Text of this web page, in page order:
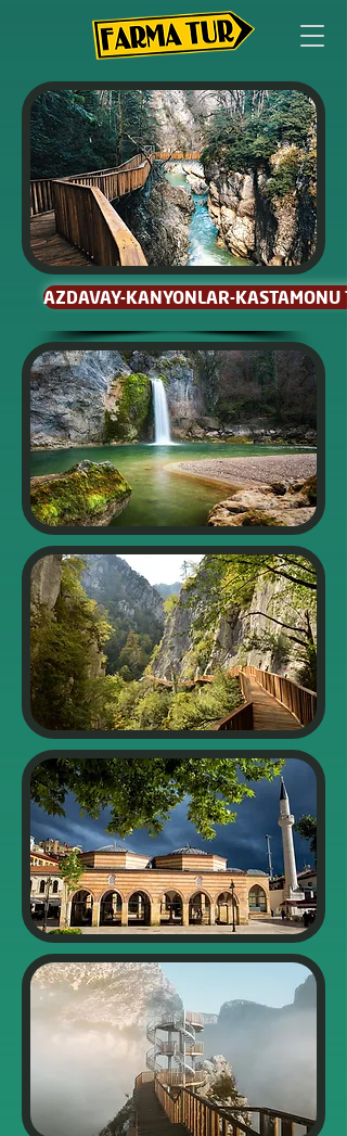
AZDAVAY-KANYONLAR-KASTAMONU